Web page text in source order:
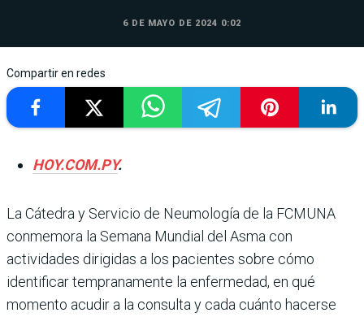
6 DE MAYO DE 2024 0:02
Compartir en redes
HOY.COM.PY.
La Cátedra y Servicio de Neumología de la FCMUNA
conme­mora la Semana Mundial del Asma con
actividades dirigi­das a los pacientes sobre cómo
identificar tempranamente la enfermedad, en qué
momento acudir a la consulta y cada cuánto hacerse